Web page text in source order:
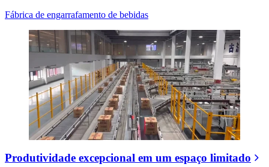
Fábrica de engarrafamento de bebidas
Produtividade excepcional em um espaço limitado